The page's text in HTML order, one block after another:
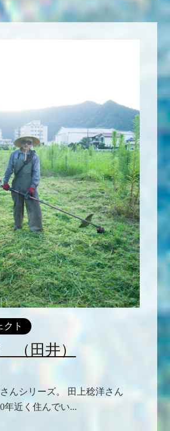
クト
（田井）
んシリーズ。 田上稔洋さん
年近く住んでい...